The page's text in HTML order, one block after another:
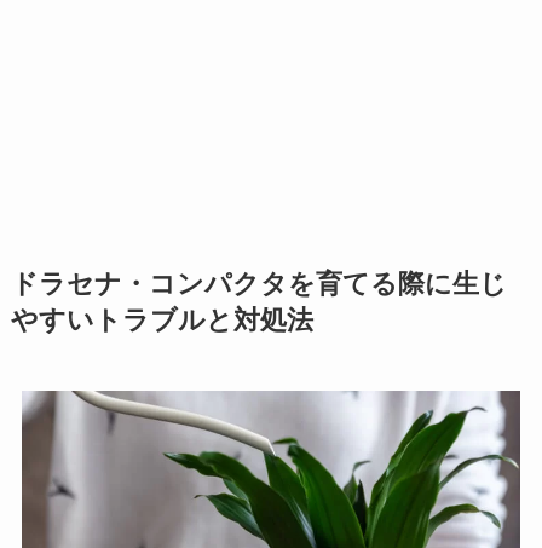
ドラセナ・コンパクタを育てる際に生じ
やすいトラブルと対処法